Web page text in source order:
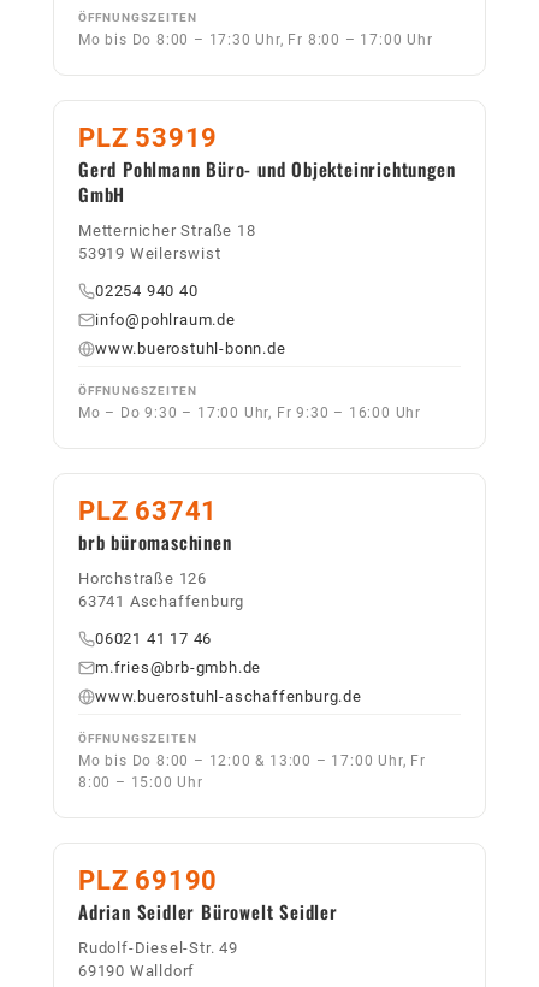
ÖFFNUNGSZEITEN
Mo bis Do 8:00 – 17:30 Uhr, Fr 8:00 – 17:00 Uhr
PLZ 53919
Gerd Pohlmann Büro- und Objekteinrichtungen
GmbH
Metternicher Straße 18
53919 Weilerswist
02254 940 40
info@pohlraum.de
www.buerostuhl-bonn.de
ÖFFNUNGSZEITEN
Mo – Do 9:30 – 17:00 Uhr, Fr 9:30 – 16:00 Uhr
PLZ 63741
brb büromaschinen
Horchstraße 126
63741 Aschaffenburg
06021 41 17 46
m.fries@brb-gmbh.de
www.buerostuhl-aschaffenburg.de
ÖFFNUNGSZEITEN
Mo bis Do 8:00 – 12:00 & 13:00 – 17:00 Uhr, Fr
8:00 – 15:00 Uhr
PLZ 69190
Adrian Seidler Bürowelt Seidler
Rudolf-Diesel-Str. 49
69190 Walldorf